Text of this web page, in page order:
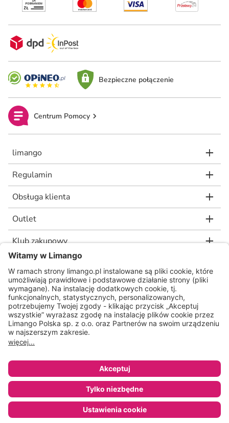
Bezpieczne połączenie
Centrum Pomocy
limango
Regulamin
Obsługa klienta
Outlet
Klub zakupowy
limango.de limango.nl
* Rekomendowana, niewiążąca cena detaliczna producenta, jaką wskazał nam
nasz dostawca. Wartość procentowa oznacza różnicę pomiędzy naszą ceną a
rekomendowaną ceną detaliczną producenta.
ᵃ Regulamin oraz warunki promocji dostępne na stronie
www.limango.pl/invite